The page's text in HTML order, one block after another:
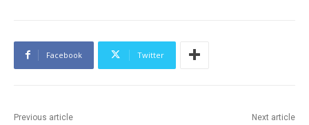
Facebook Twitter
Previous article Next article